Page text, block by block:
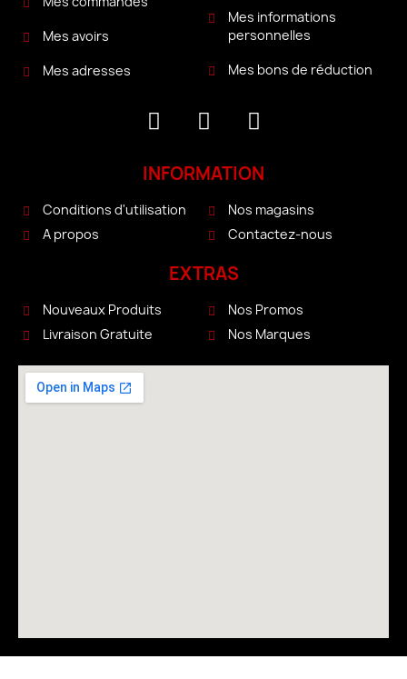
Mes avoirs
Mes adresses
Mes informations
personnelles
Mes bons de réduction
INFORMATION
Conditions d'utilisation
A propos
Nos magasins
Contactez-nous
EXTRAS
Nouveaux Produits
Livraison Gratuite
Nos Promos
Nos Marques